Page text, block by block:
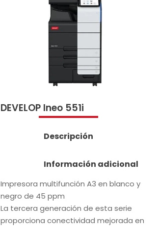
DEVELOP Ineo 551i
Descripción
Información adicional
Impresora multifunción A3 en blanco y
negro de 45 ppm
La tercera generación de esta serie
proporciona conectividad mejorada en